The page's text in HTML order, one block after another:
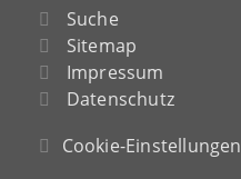
Suche
Sitemap
Impressum
Datenschutz
Cookie-Einstellungen